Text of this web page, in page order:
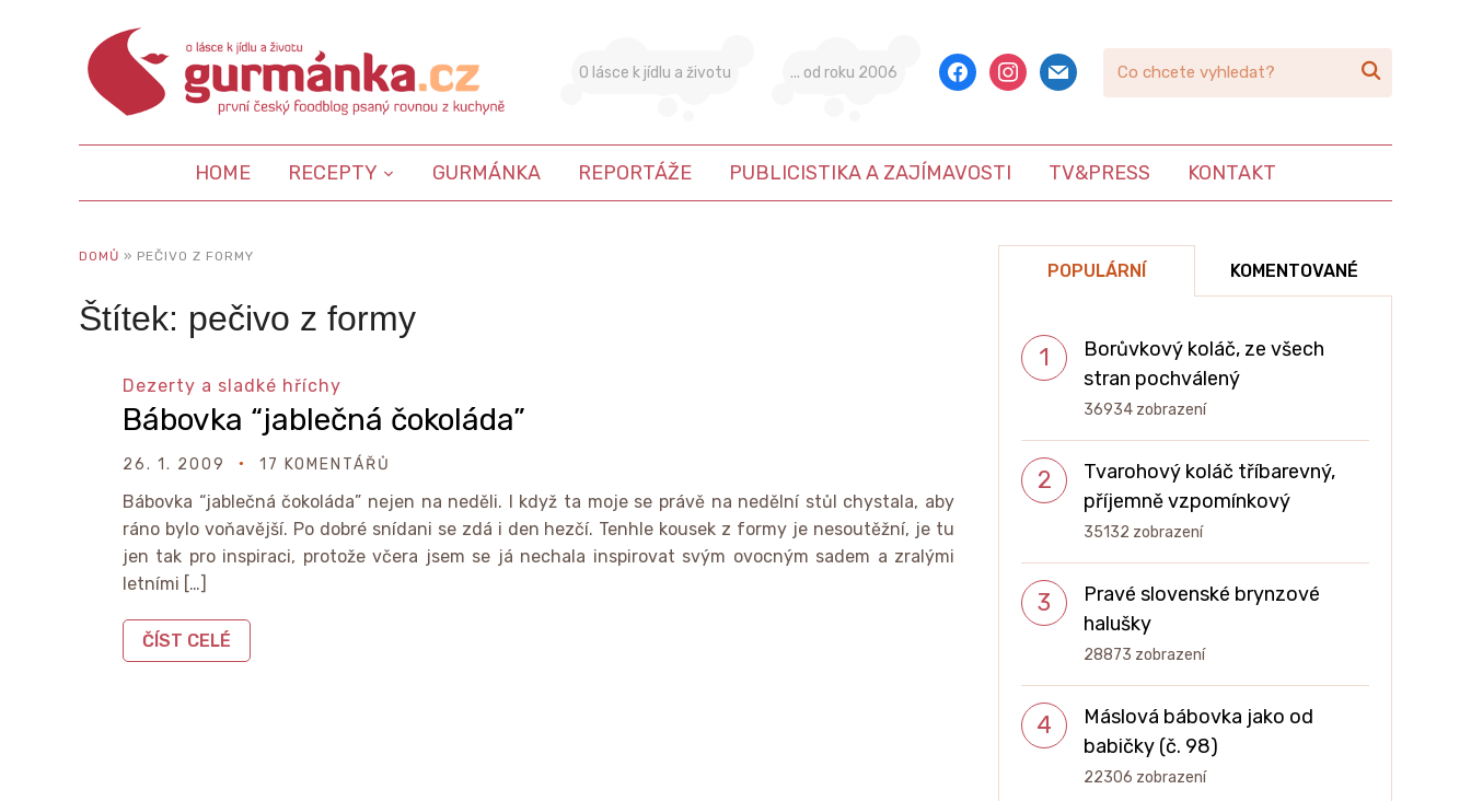
O lásce k jídlu a životu ... od roku 2006 facebookinstagram
mail 
HOME RECEPTY GURMÁNKA REPORTÁŽE PUBLICISTIKA A ZAJÍMAVOSTI TV&PRESS KONTAKT
DOMŮ » PEČIVO Z FORMY
Štítek: pečivo z formy
Dezerty a sladké hříchy
Bábovka “jablečná čokoláda”
26. 1. 2009 17 KOMENTÁŘŮ
Bábovka “jablečná čokoláda” nejen na neděli. I když ta moje se právě na nedělní stůl chystala, aby
ráno bylo voňavější. Po dobré snídani se zdá i den hezčí. Tenhle kousek z formy je nesoutěžní, je tu
jen tak pro inspiraci, protože včera jsem se já nechala inspirovat svým ovocným sadem a zralými
letními […]
ČÍST CELÉ
POPULÁRNÍ KOMENTOVANÉ
Borůvkový koláč, ze všech
stran pochválený
36934 zobrazení
Tvarohový koláč tříbarevný,
příjemně vzpomínkový
35132 zobrazení
Pravé slovenské brynzové
halušky
28873 zobrazení
Máslová bábovka jako od
babičky (č. 98)
22306 zobrazení